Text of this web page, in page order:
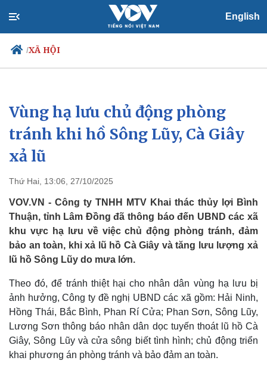
English
/XÃ HỘI
Chính trị
Đảng
Tổ chức nhân sự
Quốc hội
Xã hội
Tin 24h
Dự báo thời tiết
Vùng hạ lưu chủ động phòng
tránh khi hồ Sông Lũy, Cà Giây
xả lũ
Thứ Hai, 13:06, 27/10/2025
VOV.VN - Công ty TNHH MTV Khai thác thủy lợi Bình
Thuận, tỉnh Lâm Đồng đã thông báo đến UBND các xã
khu vực hạ lưu về việc chủ động phòng tránh, đảm
bảo an toàn, khi xả lũ hồ Cà Giây và tăng lưu lượng xả
lũ hồ Sông Lũy do mưa lớn.
Theo đó, để tránh thiệt hại cho nhân dân vùng hạ lưu bị
ảnh hưởng, Công ty đề nghị UBND các xã gồm: Hải Ninh,
Hồng Thái, Bắc Bình, Phan Rí Cửa; Phan Sơn, Sông Lũy,
Lương Sơn thông báo nhân dân dọc tuyến thoát lũ hồ Cà
Giây, Sông Lũy và cửa sông biết tình hình; chủ động triển
khai phương án phòng tránh và bảo đảm an toàn.